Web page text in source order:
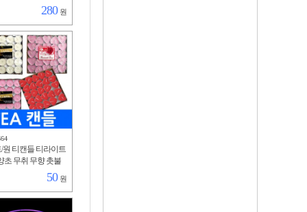
수 작업복 행사용
280 원
/원 티캔들 티라이트
초 무취 무향 촛불
파티 무드 연출 발
로맨틱 식사 프로
50 원